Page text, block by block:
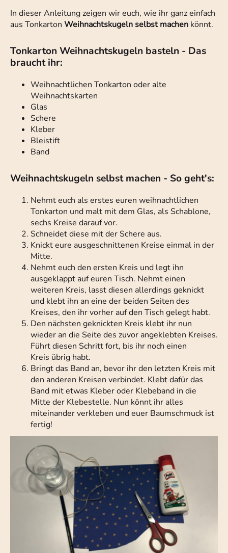
In dieser Anleitung zeigen wir euch, wie ihr ganz einfach
aus Tonkarton Weihnachtskugeln selbst machen könnt.
Tonkarton Weihnachtskugeln basteln - Das
braucht ihr:
Weihnachtlichen Tonkarton oder alte
Weihnachtskarten
Glas
Schere
Kleber
Bleistift
Band
Weihnachtskugeln selbst machen - So geht's:
Nehmt euch als erstes euren weihnachtlichen
Tonkarton und malt mit dem Glas, als Schablone,
sechs Kreise darauf vor.
Schneidet diese mit der Schere aus.
Knickt eure ausgeschnittenen Kreise einmal in der
Mitte.
Nehmt euch den ersten Kreis und legt ihn
ausgeklappt auf euren Tisch. Nehmt einen
weiteren Kreis, lasst diesen allerdings geknickt
und klebt ihn an eine der beiden Seiten des
Kreises, den ihr vorher auf den Tisch gelegt habt.
Den nächsten geknickten Kreis klebt ihr nun
wieder an die Seite des zuvor angeklebten Kreises.
Führt diesen Schritt fort, bis ihr noch einen
Kreis übrig habt.
Bringt das Band an, bevor ihr den letzten Kreis mit
den anderen Kreisen verbindet. Klebt dafür das
Band mit etwas Kleber oder Klebeband in die
Mitte der Klebestelle. Nun könnt ihr alles
miteinander verkleben und euer Baumschmuck ist
fertig!